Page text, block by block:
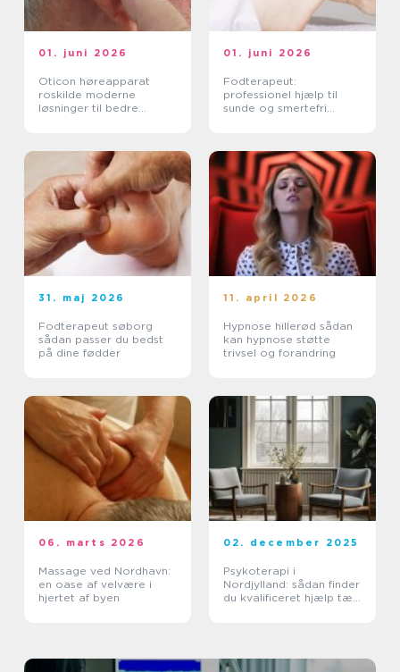
01. juni 2026
Oticon høreapparat
roskilde moderne
løsninger til bedre
01. juni 2026
Fodterapeut:
professionel hjælp til
sunde og smertefri
31. maj 2026
Fodterapeut søborg
sådan passer du bedst
på dine fødder
11. april 2026
Hypnose hillerød sådan
kan hypnose støtte
trivsel og forandring
06. marts 2026
Massage ved Nordhavn:
en oase af velvære i
hjertet af byen
02. december 2025
Psykoterapi i
Nordjylland: sådan finder
du kvalificeret hjælp tæt